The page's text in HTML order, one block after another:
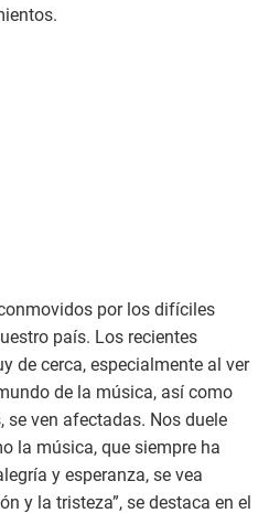
por los difíciles
país. Los recientes
de cerca, especialmente al ver
de la música, así como
ven afectadas. Nos duele
la música, que siempre ha
y esperanza, se vea
y la tristeza”, se destaca en el